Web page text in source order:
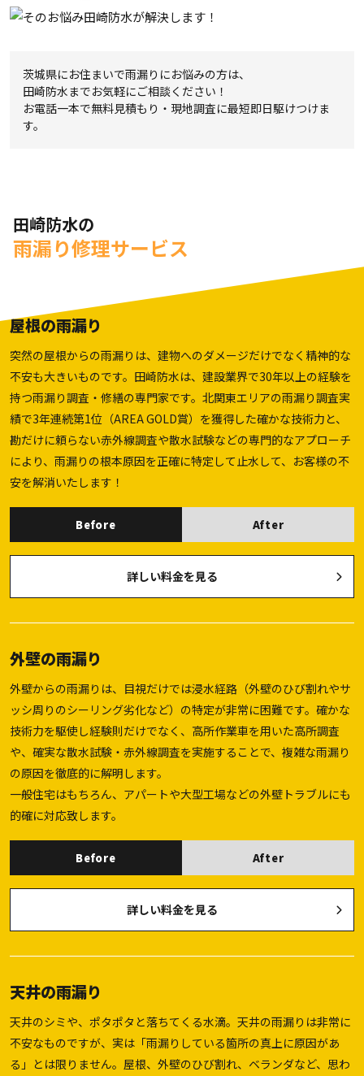
茨城県にお住まいで雨漏りにお悩みの方は、
田崎防水までお気軽にご相談ください！
お電話一本で無料見積もり・現地調査に最短即日駆けつけま
す。
田崎防水の
雨漏り修理サービス
屋根の雨漏り
突然の屋根からの雨漏りは、建物へのダメージだけでなく精神的な
不安も大きいものです。田崎防水は、建設業界で30年以上の経験を
持つ雨漏り調査・修繕の専門家です。北関東エリアの雨漏り調査実
績で3年連続第1位（AREA GOLD賞）を獲得した確かな技術力と、
勘だけに頼らない赤外線調査や散水試験などの専門的なアプローチ
により、雨漏りの根本原因を正確に特定して止水して、お客様の不
安を解消いたします！
Before After
詳しい料金を見る
外壁の雨漏り
外壁からの雨漏りは、目視だけでは浸水経路（外壁のひび割れやサ
ッシ周りのシーリング劣化など）の特定が非常に困難です。確かな
技術力を駆使し経験則だけでなく、高所作業車を用いた高所調査
や、確実な散水試験・赤外線調査を実施することで、複雑な雨漏り
の原因を徹底的に解明します。
一般住宅はもちろん、アパートや大型工場などの外壁トラブルにも
的確に対応致します。
Before After
詳しい料金を見る
天井の雨漏り
天井のシミや、ポタポタと落ちてくる水滴。天井の雨漏りは非常に
不安なものですが、実は「雨漏りしている箇所の真上に原因があ
る」とは限りません。屋根、外壁のひび割れ、ベランダなど、思わ